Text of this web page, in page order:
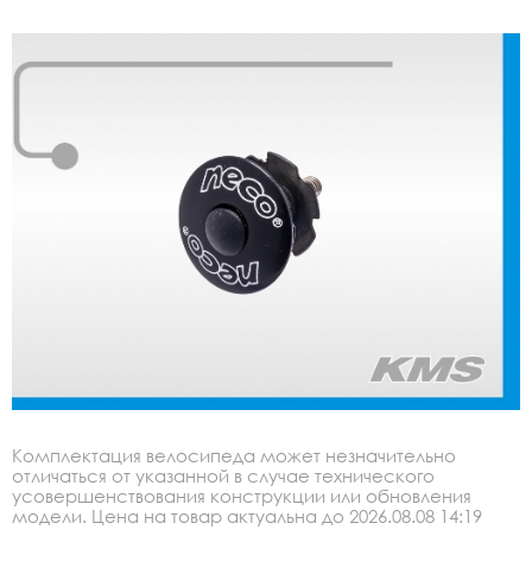
Комплектация велосипеда может незначительно
отличаться от указанной в случае технического
усовершенствования конструкции или обновления
модели. Цена на товар актуальна до 2026.08.08 14:19